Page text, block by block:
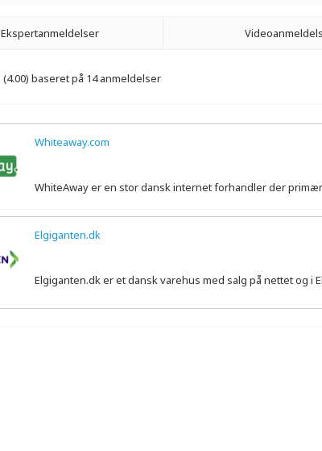
Ekspertanmeldelser
(4.00) baseret på 14 anmeldelser
Whiteaway.com
WhiteAway er en stor dansk internet forhandler der
Elgiganten.dk
Elgiganten.dk er et dansk varehus med salg på nettet og i